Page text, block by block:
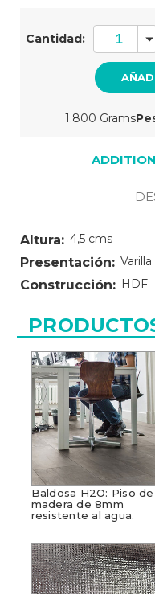
actual
existencias:
Cantidad:
1.800 Grams
Altura: 4,5 cms
Presentación:
Construcción: HDF
Baldosa H2O: Piso de
madera de 8mm
resistente al agua.